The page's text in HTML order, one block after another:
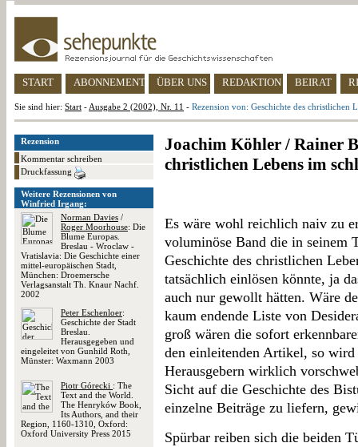
START ABONNEMENT ÜBER UNS REDAKTION BEIRAT
Sie sind hier: Start - Ausgabe 2 (2002), Nr. 11 - Rezension von: Geschichte des christlichen
Rezension
Kommentar schreiben
Druckfassung
Weitere Rezensionen von
Winfried Irgang:
Norman Davies /
Roger Moorhouse: Die
Blume Europas.
Breslau - Wroclaw -
Vratislavia: Die Geschichte einer
mittel-europäischen Stadt,
München: Droemersche
Verlagsanstalt Th. Knaur Nachf.
2002
Peter Eschenloer:
Geschichte der Stadt
Breslau.
Herausgegeben und
eingeleitet von Gunhild Roth,
Münster: Waxmann 2003
Piotr Górecki : The
Text and the World.
The Henryków Book,
Its Authors, and their
Region, 1160-1310, Oxford:
Oxford University Press 2015
Joachim Köhler / Rainer
christlichen Lebens im
Es wäre wohl reichlich naiv zu
voluminöse Band die in seinem
Geschichte des christlichen
tatsächlich einlösen könnte, ja
auch nur gewollt hätten. Wäre
kaum endende Liste von
groß wären die sofort
den einleitenden Artikel, so
Herausgebern wirklich
Sicht auf die Geschichte des
einzelne Beiträge zu liefern,
Spürbar reiben sich die beiden